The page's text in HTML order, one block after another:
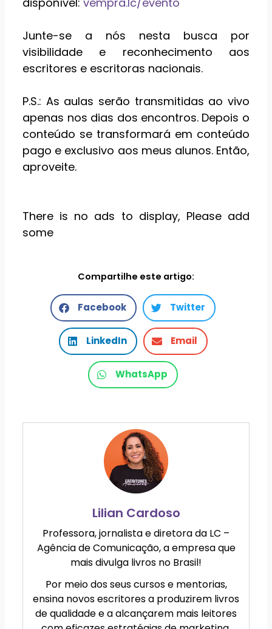
Junte-se a nós nesta busca por
visibilidade e reconhecimento aos
escritores e escritoras nacionais.
P.S.: As aulas serão transmitidas ao vivo
apenas nos dias dos encontros. Depois o
conteúdo se transformará em conteúdo
pago e exclusivo aos meus alunos. Então,
aproveite.
There is no ads to display, Please add
some
Compartilhe este artigo:
Facebook Twitter
LinkedIn Email
WhatsApp
Lilian Cardoso
Professora, jornalista e diretora da LC –
Agência de Comunicação, a empresa que
mais divulga livros no Brasil!
Por meio dos seus cursos e mentorias,
ensina novos escritores a produzirem livros
de qualidade e a alcançarem mais leitores